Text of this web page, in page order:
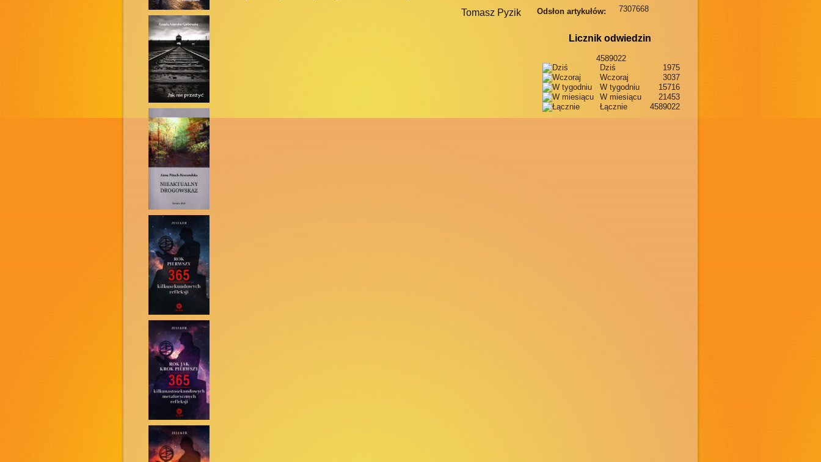
Tomasz Pyzik Odsłon artykułów: 7307668
Licznik odwiedzin
4589022
Dziś
1975
Wczoraj
3037
W tygodniu
15716
W miesiącu
21453
Łącznie
4589022